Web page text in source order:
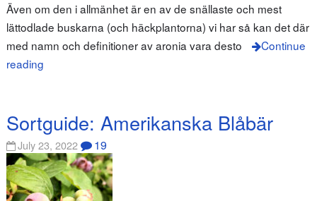
Även om den i allmänhet är en av de snällaste och mest
lättodlade buskarna (och häckplantorna) vi har så kan det där
med namn och definitioner av aronia vara desto
Continue
reading
Sortguide: Amerikanska Blåbär
July 23, 2022 19